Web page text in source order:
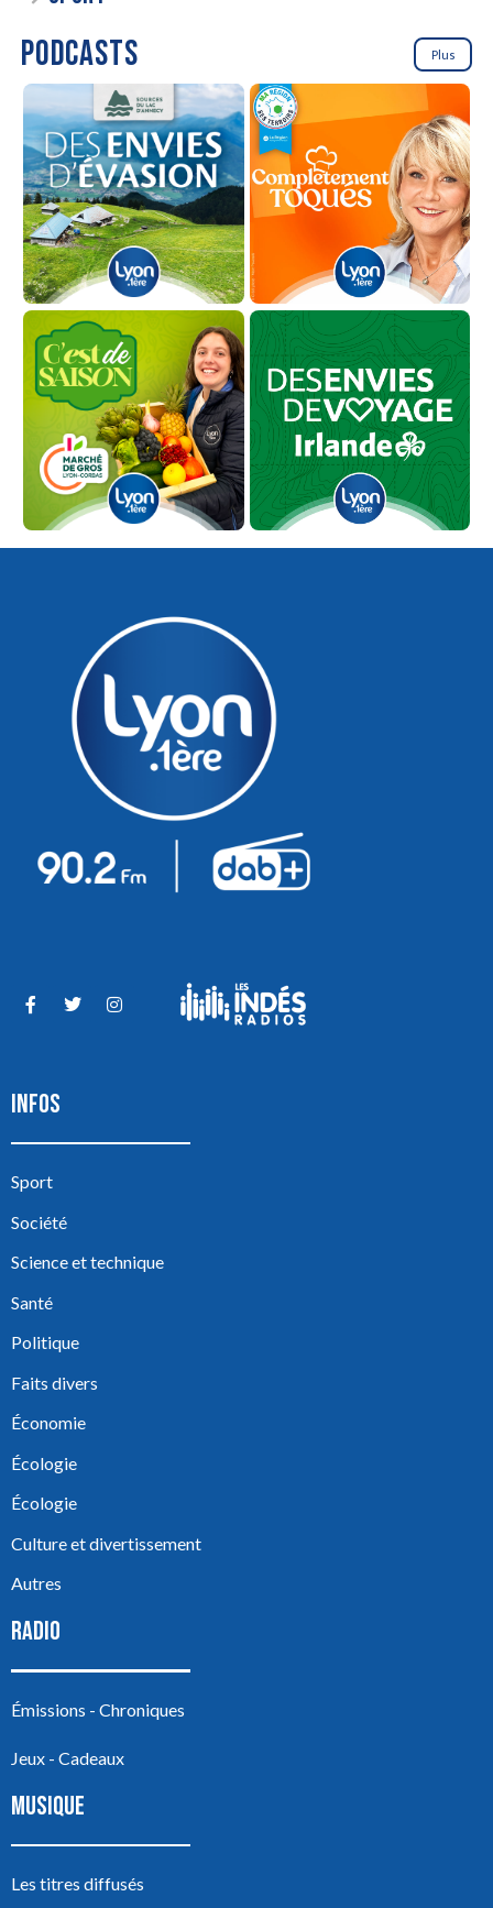
PODCASTS Plus
INFOS
Sport
Société
Science et technique
Santé
Politique
Faits divers
Économie
Écologie
Écologie
Culture et divertissement
Autres
RADIO
Émissions - Chroniques
Jeux - Cadeaux
MUSIQUE
Les titres diffusés